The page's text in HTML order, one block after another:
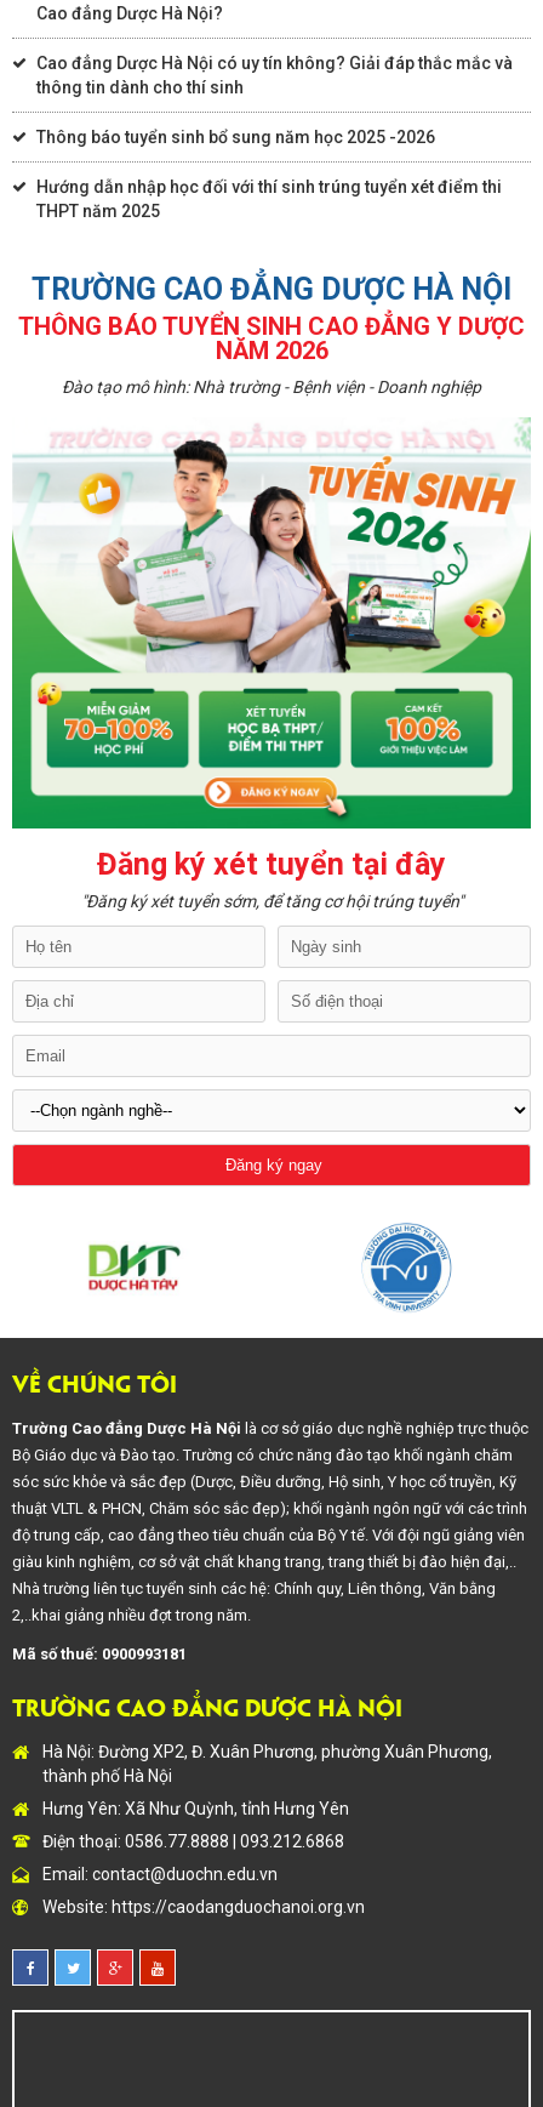
Cao đẳng Dược Hà Nội?
Cao đẳng Dược Hà Nội có uy tín không? Giải đáp thắc mắc và
thông tin dành cho thí sinh
Thông báo tuyển sinh bổ sung năm học 2025 -2026
Hướng dẫn nhập học đối với thí sinh trúng tuyển xét điểm thi
THPT năm 2025
TRƯỜNG CAO ĐẲNG DƯỢC HÀ NỘI
THÔNG BÁO TUYỂN SINH CAO ĐẲNG Y DƯỢC
NĂM 2026
Đào tạo mô hình: Nhà trường - Bệnh viện - Doanh nghiệp
Đăng ký xét tuyển tại đây
"Đăng ký xét tuyển sớm, để tăng cơ hội trúng tuyển"
VỀ CHÚNG TÔI
Trường Cao đẳng Dược Hà Nội là cơ sở giáo dục nghề nghiệp trực thuộc
Bộ Giáo dục và Đào tạo. Trường có chức năng đào tạo khối ngành chăm
sóc sức khỏe và sắc đẹp (Dược, Điều dưỡng, Hộ sinh, Y học cổ truyền, Kỹ
thuật VLTL & PHCN, Chăm sóc sắc đẹp); khối ngành ngôn ngữ với các trình
độ trung cấp, cao đẳng theo tiêu chuẩn của Bộ Y tế. Với đội ngũ giảng viên
giàu kinh nghiệm, cơ sở vật chất khang trang, trang thiết bị đào hiện đại,..
Nhà trường liên tục tuyển sinh các hệ: Chính quy, Liên thông, Văn bằng
2,..khai giảng nhiều đợt trong năm.
Mã số thuế: 0900993181
TRƯỜNG CAO ĐẲNG DƯỢC HÀ NỘI
Hà Nội: Đường XP2, Đ. Xuân Phương, phường Xuân Phương,
thành phố Hà Nội
Hưng Yên: Xã Như Quỳnh, tỉnh Hưng Yên
Điện thoại: 0586.77.8888 | 093.212.6868
Email: contact@duochn.edu.vn
Website: https://caodangduochanoi.org.vn